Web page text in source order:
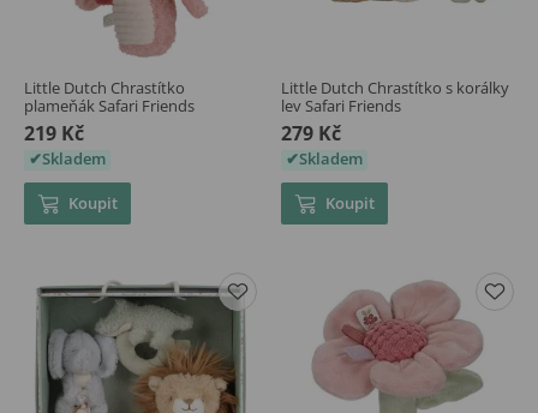
Little Dutch Chrastítko
plameňák Safari Friends
219 Kč
Skladem
Koupit
Little Dutch Chrastítko s korálky
lev Safari Friends
279 Kč
Skladem
Koupit